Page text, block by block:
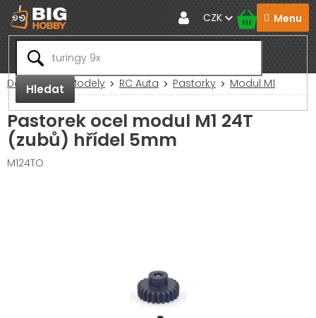
Přejít
na
obsah
Hledat
CZK
Domů RC Modely RC Auta Pastorky Modul M1
Pastorek ocel modul M1 24T
(zubů) hřídel 5mm
M124TO